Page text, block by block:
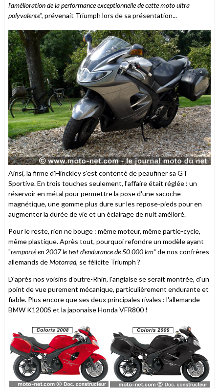
l'amélioration de la performance exceptionnelle de cette moto ultra
polyvalente", prévenait Triumph lors de sa présentation...
Ainsi, la firme d'Hinckley s'est contenté de peaufiner sa GT
Sportive. En trois touches seulement, l'affaire était réglée : un
réservoir en métal pour permettre la pose d'une sacoche
magnétique, une gomme plus dure sur les repose-pieds pour en
augmenter la durée de vie et un éclairage de nuit amélioré.
Pour le reste, rien ne bouge : même moteur, même partie-cycle,
même plastique. Après tout, pourquoi refondre un modèle ayant
"remporté en 2007 le test d'endurance de 50 000 km" de nos confrères
allemands deMotorrad, se félicite Triumph ?
D'après nos voisins d'outre-Rhin, l'anglaise se serait montrée, d'un
point de vue purement mécanique, particulièrement endurante et
fiable. Plus encore que ses deux principales rivales : l'allemande
BMW K1200S et la japonaise Honda VFR800 !